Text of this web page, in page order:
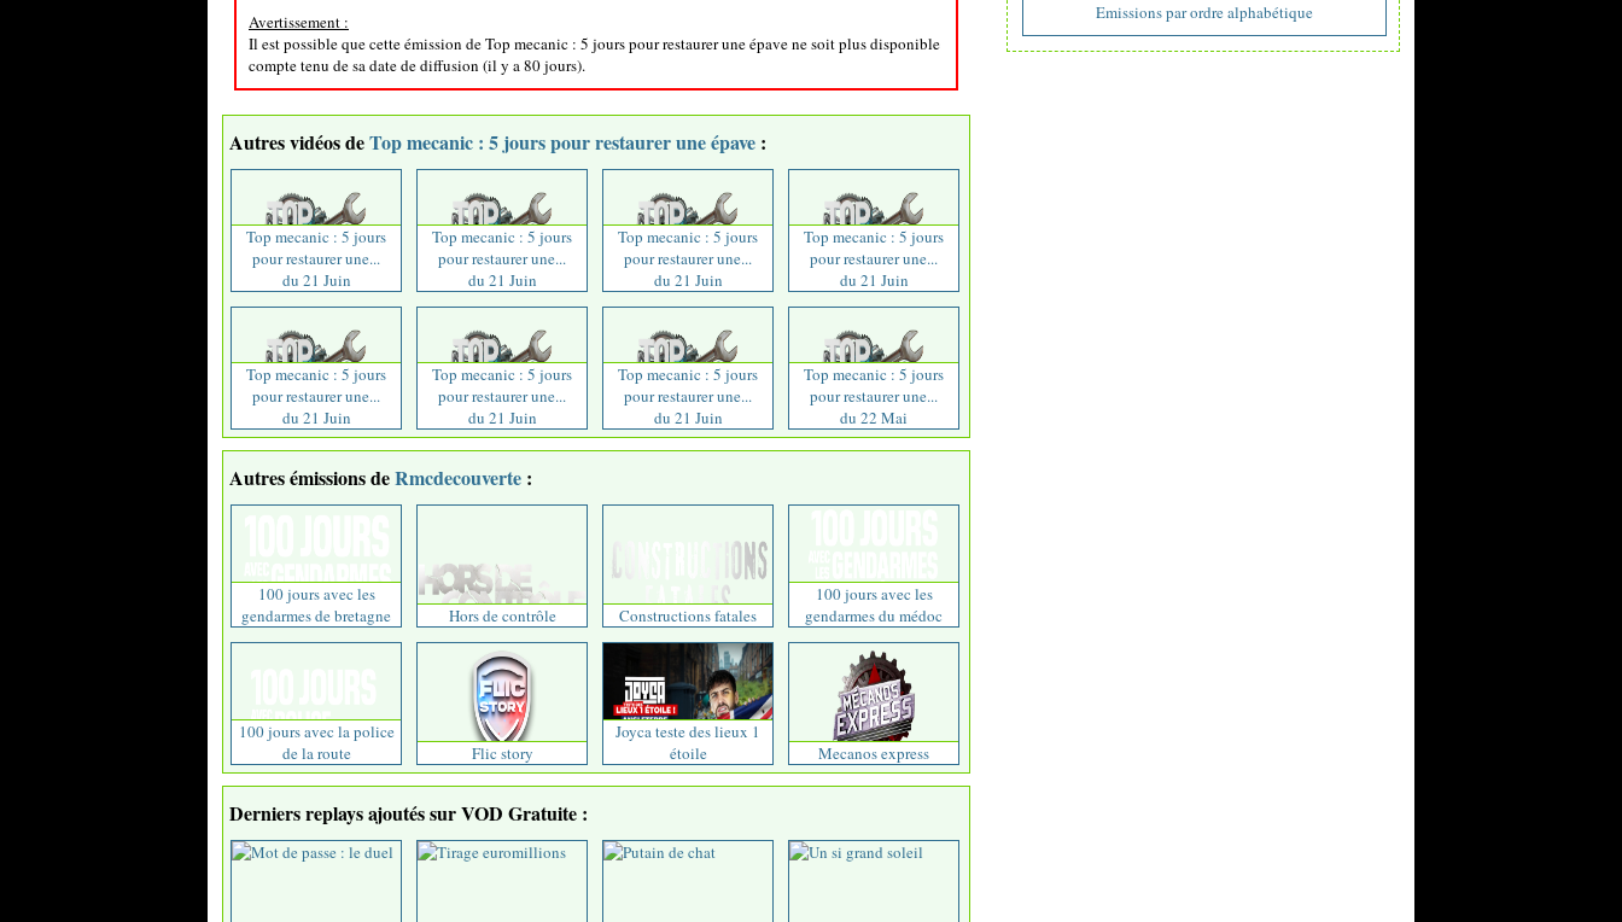
Emissions par ordre alphabétique
Avertissement :
Il est possible que cette émission de Top mecanic : 5 jours pour restaurer une épave ne soit plus disponible
compte tenu de sa date de diffusion (il y a 80 jours).
Autres vidéos deTop mecanic : 5 jours pour restaurer une épave :
Top mecanic : 5 jours
pour restaurer une...
du 21 Juin
Top mecanic : 5 jours
pour restaurer une...
du 21 Juin
Top mecanic : 5 jours
pour restaurer une...
du 21 Juin
Top mecanic : 5 jours
pour restaurer une...
du 21 Juin
Top mecanic : 5 jours
pour restaurer une...
du 21 Juin
Top mecanic : 5 jours
pour restaurer une...
du 21 Juin
Top mecanic : 5 jours
pour restaurer une...
du 21 Juin
Top mecanic : 5 jours
pour restaurer une...
du 22 Mai
Autres émissions deRmcdecouverte :
100 jours avec les
gendarmes de bretagne
Hors de contrôle Constructions fatales
100 jours avec les
gendarmes du médoc
100 jours avec la police
de la route
Flic story
Joyca teste des lieux 1
étoile
Mecanos express
Derniers replays ajoutés sur VOD Gratuite :